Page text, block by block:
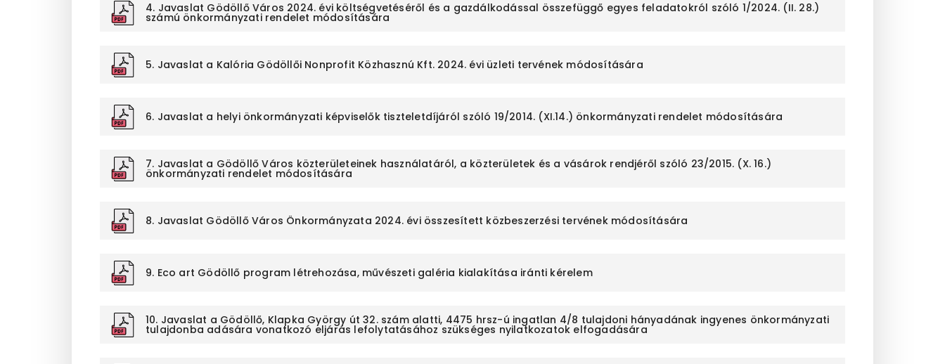
4. Javaslat Gödöllő Város 2024. évi költségvetéséről és a gazdálkodással összefüggő egyes feladatokról szóló 1/2024. (II. 28.)
számú önkormányzati rendelet módosítására
5. Javaslat a Kalória Gödöllői Nonprofit Közhasznú Kft. 2024. évi üzleti tervének módosítására
6. Javaslat a helyi önkormányzati képviselők tiszteletdíjáról szóló 19/2014. (XI.14.) önkormányzati rendelet módosítására
7. Javaslat a Gödöllő Város közterületeinek használatáról, a közterületek és a vásárok rendjéről szóló 23/2015. (X. 16.)
önkormányzati rendelet módosítására
8. Javaslat Gödöllő Város Önkormányzata 2024. évi összesített közbeszerzési tervének módosítására
9. Eco art Gödöllő program létrehozása, művészeti galéria kialakítása iránti kérelem
10. Javaslat a Gödöllő, Klapka György út 32. szám alatti, 4475 hrsz-ú ingatlan 4/8 tulajdoni hányadának ingyenes önkormányzati
tulajdonba adására vonatkozó eljárás lefolytatásához szükséges nyilatkozatok elfogadására